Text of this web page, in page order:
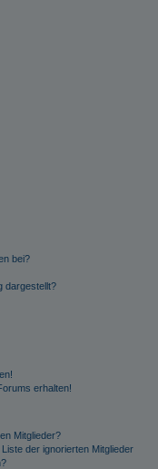
bei?
dargestellt?
erhalten!
Mitglieder?
der ignorierten Mitglieder